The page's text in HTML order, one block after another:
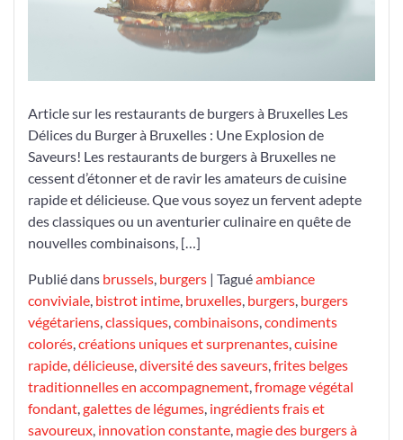
Explosion
de
Saveurs
Restaurants
de
la
Capitale!
Article sur les restaurants de burgers à Bruxelles Les
Délices du Burger à Bruxelles : Une Explosion de
Saveurs! Les restaurants de burgers à Bruxelles ne
cessent d’étonner et de ravir les amateurs de cuisine
rapide et délicieuse. Que vous soyez un fervent adepte
des classiques ou un aventurier culinaire en quête de
nouvelles combinaisons, […]
Publié dans brussels, burgers | Taguéambiance
conviviale, bistrot intime, bruxelles, burgers, burgers
végétariens,classiques,combinaisons,condiments
colorés,créations uniques et surprenantes,cuisine
rapide,délicieuse,diversité des saveurs,frites belges
traditionnelles en accompagnement,fromage végétal
fondant,galettes de légumes, ingrédients frais et
savoureux, innovation constante, magie des burgers à